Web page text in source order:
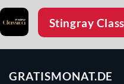
Stingray
GRATISMONAT.DE